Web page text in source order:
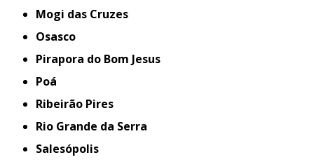
Mogi das Cruzes
Osasco
Pirapora do Bom Jesus
Poá
Ribeirão Pires
Rio Grande da Serra
Salesópolis